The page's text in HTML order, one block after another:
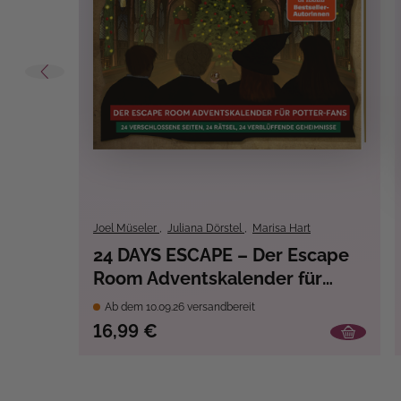
Erfolgsreihen: Harry Potter
Erscheinungs-Monat: Juli 2025
Material: Material-Mix
Spiegel Bestseller: Ja
Warnhinweise: nicht erforderlich.
Joel Müseler , Juliana Dörstel , Marisa Hart
24 DAYS ESCAPE – Der Escape
Room Adventskalender für
Potter-Fans: Der
verschwundene Schulmeister
Ab dem 10.09.26 versandbereit
16,99 €